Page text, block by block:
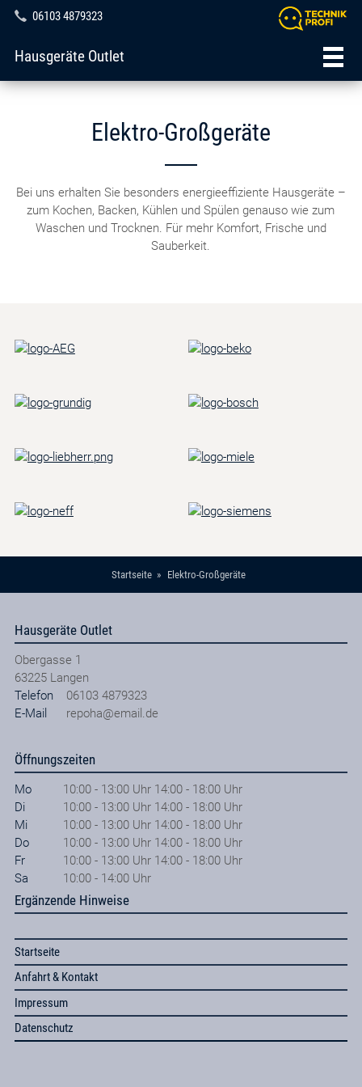
06103 4879323
Hausgeräte Outlet
Elektro-Großgeräte
Bei uns erhalten Sie besonders energieeffiziente Hausgeräte –
zum Kochen, Backen, Kühlen und Spülen genauso wie zum
Waschen und Trocknen. Für mehr Komfort, Frische und
Sauberkeit.
Startseite Elektro-Großgeräte
Hausgeräte Outlet
Obergasse 1
63225 Langen
Telefon
06103 4879323
E-Mail
repoha@email.de
Öffnungszeiten
Mo
10:00 - 13:00 Uhr 14:00 - 18:00 Uhr
Di
10:00 - 13:00 Uhr 14:00 - 18:00 Uhr
Mi
10:00 - 13:00 Uhr 14:00 - 18:00 Uhr
Do
10:00 - 13:00 Uhr 14:00 - 18:00 Uhr
Fr
10:00 - 13:00 Uhr 14:00 - 18:00 Uhr
Sa
10:00 - 14:00 Uhr
Ergänzende Hinweise
Startseite
Anfahrt & Kontakt
Impressum
Datenschutz